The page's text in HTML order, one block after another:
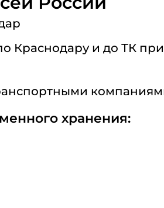
Краснодару и до ТК при
хранения: